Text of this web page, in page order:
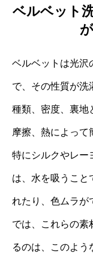
ベルベット
ベルベットは光沢
で、その性質が洗
種類、密度、裏地
摩擦、熱によって
特にシルクやレー
は、水を吸うこと
れたり、色ムラが
では、これらの素
るのは、このよう